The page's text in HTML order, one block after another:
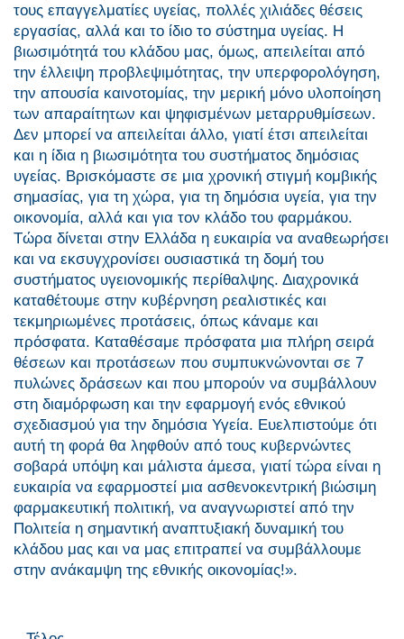
τους επαγγελματίες υγείας, πολλές χιλιάδες θέσεις
εργασίας, αλλά και το ίδιο το σύστημα υγείας. Η
βιωσιμότητά του κλάδου μας, όμως, απειλείται από
την έλλειψη προβλεψιμότητας, την υπερφορολόγηση,
την απουσία καινοτομίας, την μερική μόνο υλοποίηση
των απαραίτητων και ψηφισμένων μεταρρυθμίσεων.
Δεν μπορεί να απειλείται άλλο, γιατί έτσι απειλείται
και η ίδια η βιωσιμότητα του συστήματος δημόσιας
υγείας. Βρισκόμαστε σε μια χρονική στιγμή κομβικής
σημασίας, για τη χώρα, για τη δημόσια υγεία, για την
οικονομία, αλλά και για τον κλάδο του φαρμάκου.
Τώρα δίνεται στην Ελλάδα η ευκαιρία να αναθεωρήσει
και να εκσυγχρονίσει ουσιαστικά τη δομή του
συστήματος υγειονομικής περίθαλψης. Διαχρονικά
καταθέτουμε στην κυβέρνηση ρεαλιστικές και
τεκμηριωμένες προτάσεις, όπως κάναμε και
πρόσφατα. Καταθέσαμε πρόσφατα μια πλήρη σειρά
θέσεων και προτάσεων που συμπυκνώνονται σε 7
πυλώνες δράσεων και που μπορούν να συμβάλλουν
στη διαμόρφωση και την εφαρμογή ενός εθνικού
σχεδιασμού για την δημόσια Υγεία. Ευελπιστούμε ότι
αυτή τη φορά θα ληφθούν από τους κυβερνώντες
σοβαρά υπόψη και μάλιστα άμεσα, γιατί τώρα είναι η
ευκαιρία να εφαρμοστεί μια ασθενοκεντρική βιώσιμη
φαρμακευτική πολιτική, να αναγνωριστεί από την
Πολιτεία η σημαντική αναπτυξιακή δυναμική του
κλάδου μας και να μας επιτραπεί να συμβάλλουμε
στην ανάκαμψη της εθνικής οικονομίας!».